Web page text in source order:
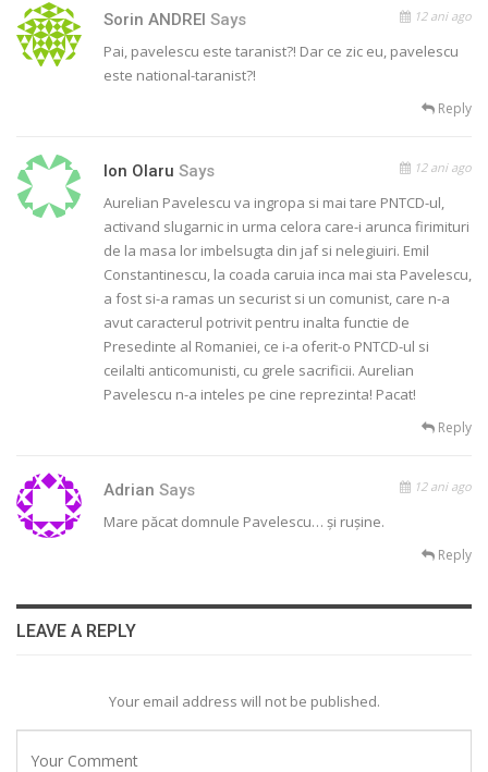
Sorin ANDREI Says 12 ani ago
Pai, pavelescu este taranist?! Dar ce zic eu, pavelescu
este national-taranist?!
Reply
Ion Olaru Says 12 ani ago
Aurelian Pavelescu va ingropa si mai tare PNTCD-ul,
activand slugarnic in urma celora care-i arunca firimituri
de la masa lor imbelsugta din jaf si nelegiuiri. Emil
Constantinescu, la coada caruia inca mai sta Pavelescu,
a fost si-a ramas un securist si un comunist, care n-a
avut caracterul potrivit pentru inalta functie de
Presedinte al Romaniei, ce i-a oferit-o PNTCD-ul si
ceilalti anticomunisti, cu grele sacrificii. Aurelian
Pavelescu n-a inteles pe cine reprezinta! Pacat!
Reply
Adrian Says 12 ani ago
Mare păcat domnule Pavelescu… și rușine.
Reply
LEAVE A REPLY
Your email address will not be published.